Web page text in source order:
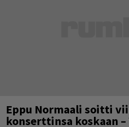
Eppu Normaali soitti
konserttinsa koskaan –